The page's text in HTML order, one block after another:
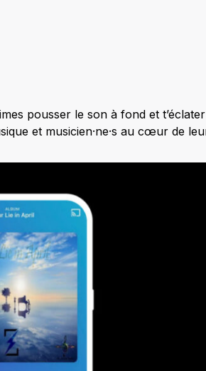
pousser le son à fond et
et musicien·ne·s au cœur de